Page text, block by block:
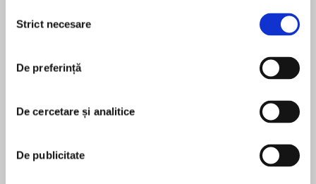
consimțământului
Strict necesare
De preferință
De cercetare și analitice
De publicitate
Civil war is tearing apart the Kingdom of the
Isles, for the throne lies empty and rivals are
converging. Having spirited his beloved Princess
pentru această carte
Raymond E. Feist was born and raised in Southern